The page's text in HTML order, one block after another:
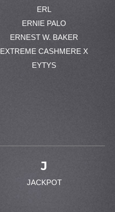
ERL
ERNIE PALO
ERNEST W. BAKER
EXTREME CASHMERE X
EYTYS
J
JACKPOT